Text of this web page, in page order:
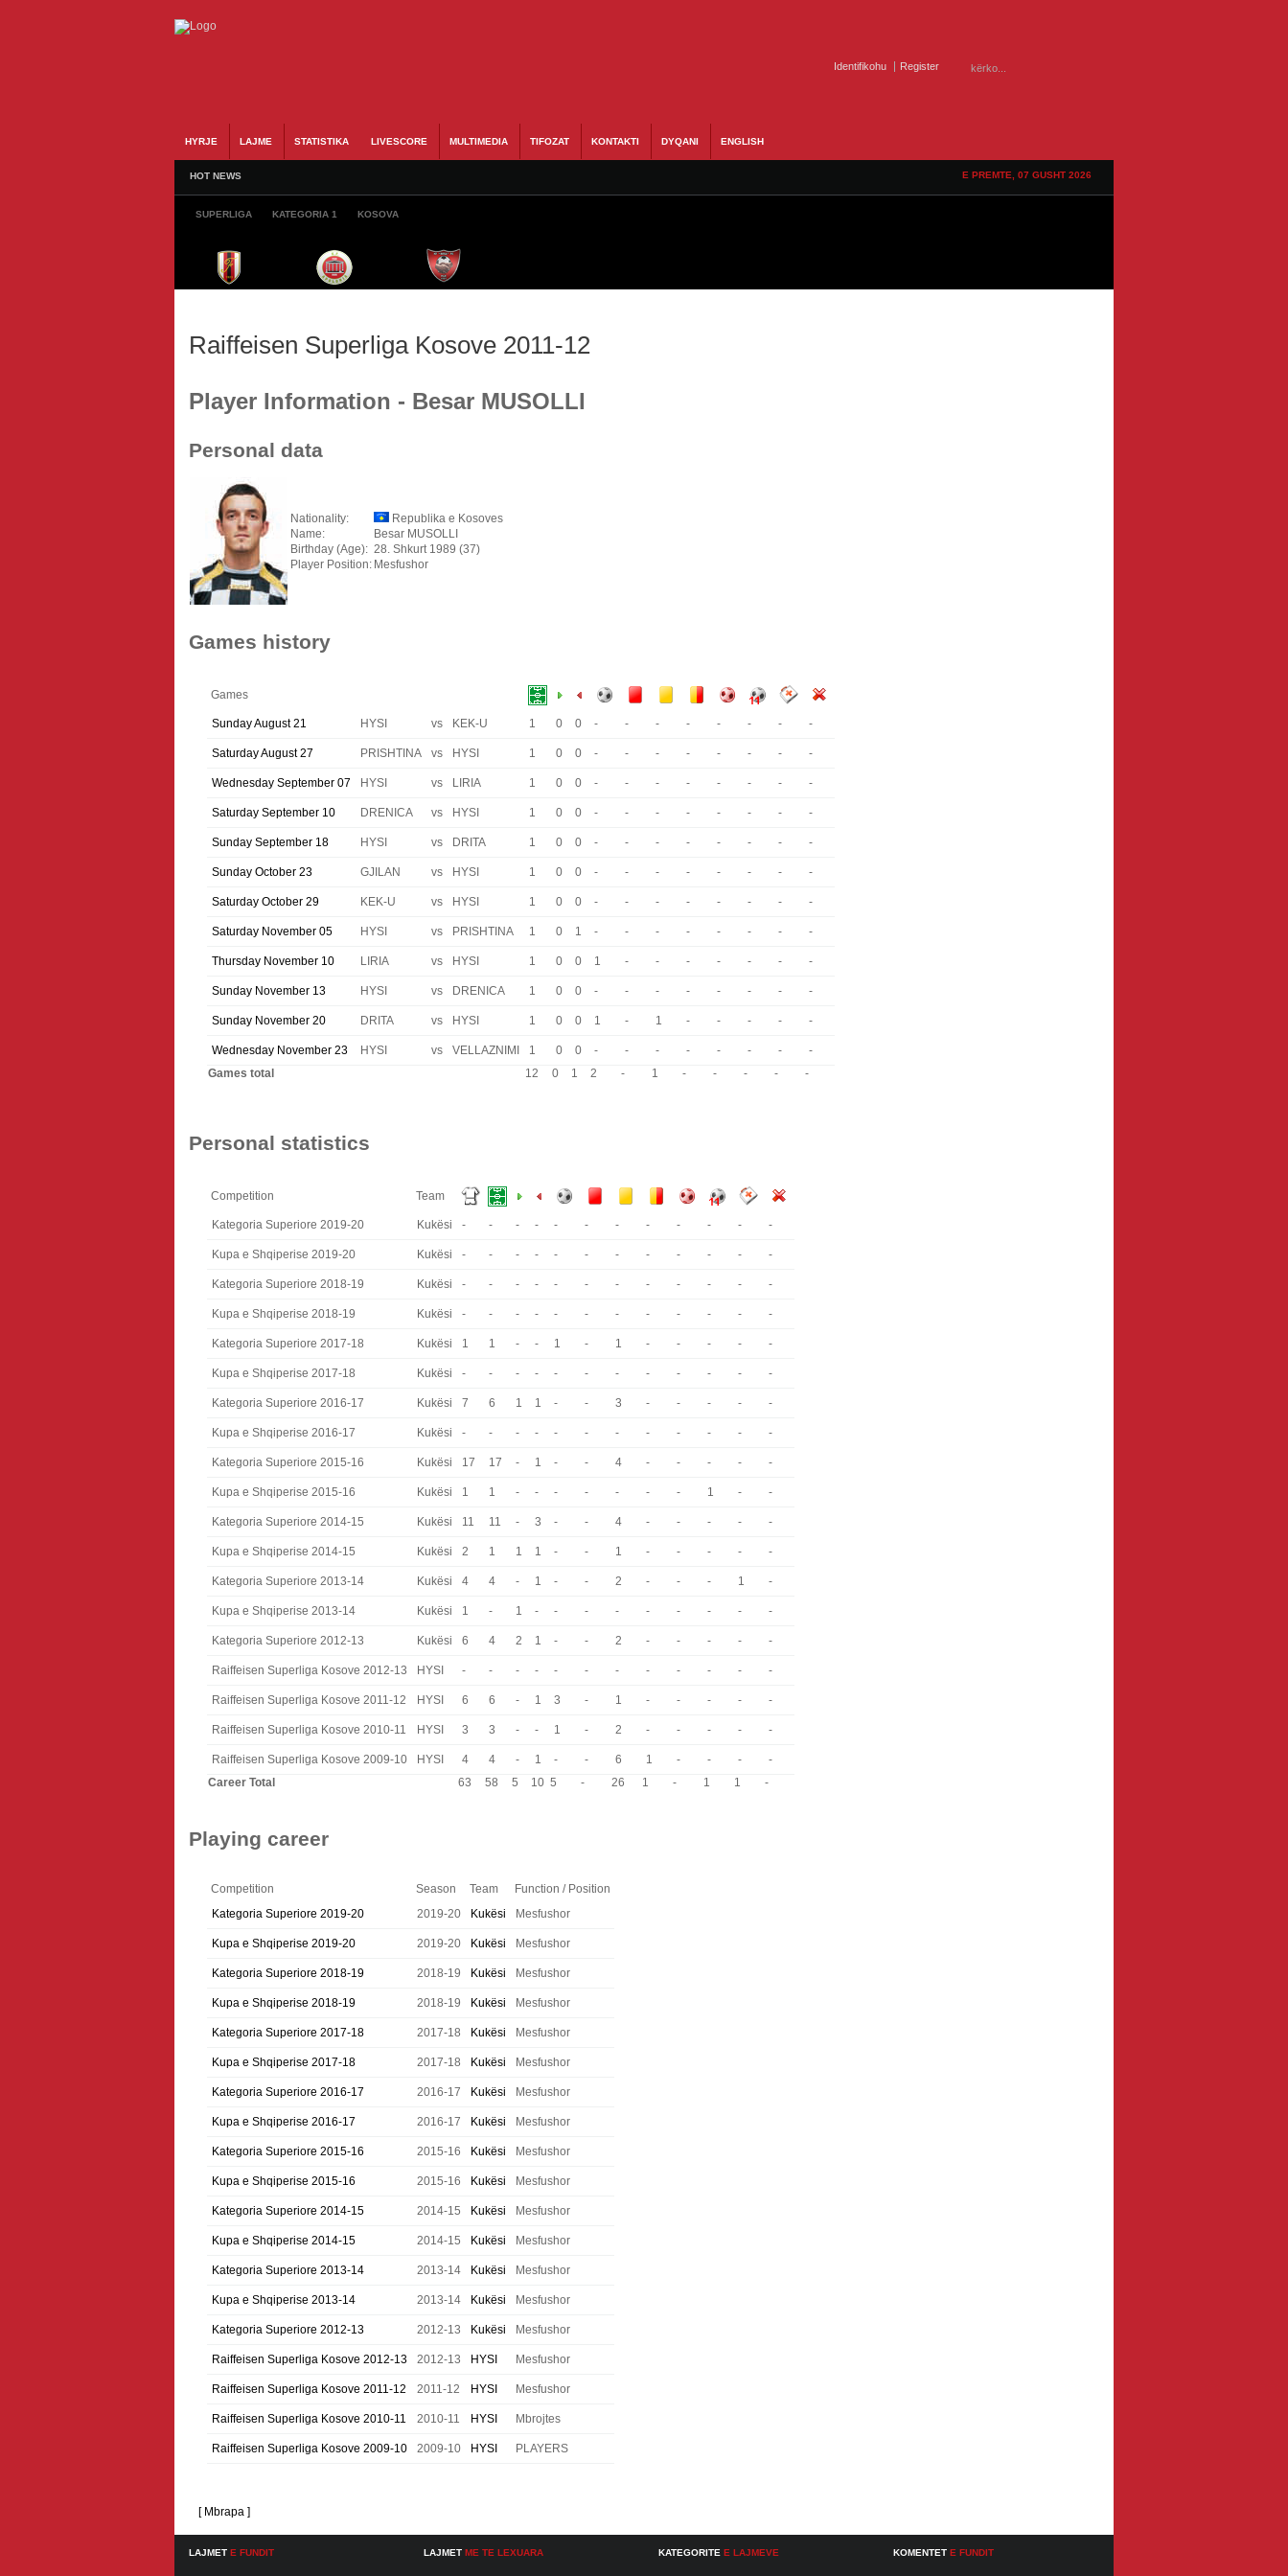
Identifikohu Register
HYRJE LAJME STATISTIKA LIVESCORE MULTIMEDIA TIFOZAT KONTAKTI DYQANI ENGLISH
HOT NEWS E PREMTE, 07 GUSHT 2026
SUPERLIGA KATEGORIA 1 KOSOVA
Raiffeisen Superliga Kosove 2011-12
Player Information - Besar MUSOLLI
Personal data
Nationality:
Republika e Kosoves
Name:
Besar MUSOLLI
Birthday (Age): 28. Shkurt 1989 (37)
Player Position: Mesfushor
Games history
Games
Sunday August 21 HYSI vs KEK-U 1 0 0 - - - - - - - -
Saturday August 27 PRISHTINA vs HYSI 1 0 0 - - - - - - - -
Wednesday September 07 HYSI vs LIRIA 1 0 0 - - - - - - - -
Saturday September 10 DRENICA vs HYSI 1 0 0 - - - - - - - -
Sunday September 18 HYSI vs DRITA 1 0 0 - - - - - - - -
Sunday October 23 GJILAN vs HYSI 1 0 0 - - - - - - - -
Saturday October 29 KEK-U vs HYSI 1 0 0 - - - - - - - -
Saturday November 05 HYSI vs PRISHTINA 1 0 1 - - - - - - - -
Thursday November 10 LIRIA vs HYSI 1 0 0 1 - - - - - - -
Sunday November 13 HYSI vs DRENICA 1 0 0 - - - - - - - -
Sunday November 20 DRITA vs HYSI 1 0 0 1 - 1 - - - - -
Wednesday November 23 HYSI vs VELLAZNIMI 1 0 0 - - - - - - -
-
Games total
12 0 1 2 - 1 - - - - -
Personal statistics
Competition Team
Kategoria Superiore 2019-20 Kukësi - - - - - - - - - - - -
Kupa e Shqiperise 2019-20 Kukësi - - - - - - - - - - - -
Kategoria Superiore 2018-19 Kukësi - - - - - - - - - - - -
Kupa e Shqiperise 2018-19 Kukësi - - - - - - - - - - - -
Kategoria Superiore 2017-18 Kukësi 1 1 - - 1 - 1 - - - - -
Kupa e Shqiperise 2017-18 Kukësi - - - - - - - - - - - -
Kategoria Superiore 2016-17 Kukësi 7 6 1 1 - - 3 - - - - -
Kupa e Shqiperise 2016-17 Kukësi - - - - - - - - - - - -
Kategoria Superiore 2015-16 Kukësi 17 17 - 1 - - 4 - - - - -
Kupa e Shqiperise 2015-16 Kukësi 1 1 - - - - - - - 1 - -
Kategoria Superiore 2014-15 Kukësi 11 11 - 3 - - 4 - - - - -
Kupa e Shqiperise 2014-15 Kukësi 2 1 1 1 - - 1 - - - - -
Kategoria Superiore 2013-14 Kukësi 4 4 - 1 - - 2 - - - 1 -
Kupa e Shqiperise 2013-14 Kukësi 1 - 1 - - - - - - - - -
Kategoria Superiore 2012-13 Kukësi 6 4 2 1 - - 2 - - - - -
Raiffeisen Superliga Kosove 2012-13 HYSI - - - - - - - - - - - -
Raiffeisen Superliga Kosove 2011-12 HYSI 6 6 - 1 3 - 1 - - - - -
Raiffeisen Superliga Kosove 2010-11 HYSI 3 3 - - 1 - 2 - - - - -
Raiffeisen Superliga Kosove 2009-10 HYSI 4 4 - 1 - - 6 1 - - -
-
Career Total
63 58 5 10 5 - 26 1 - 1 1 -
Playing career
Competition Season Team
Function / Position
Kategoria Superiore 2019-20
2019-20 Kukësi Mesfushor
Kupa e Shqiperise 2019-20 2019-20 Kukësi Mesfushor
Kategoria Superiore 2018-19 2018-19 Kukësi Mesfushor
Kupa e Shqiperise 2018-19 2018-19 Kukësi Mesfushor
Kategoria Superiore 2017-18 2017-18 Kukësi Mesfushor
Kupa e Shqiperise 2017-18 2017-18 Kukësi Mesfushor
Kategoria Superiore 2016-17 2016-17 Kukësi Mesfushor
Kupa e Shqiperise 2016-17 2016-17 Kukësi Mesfushor
Kategoria Superiore 2015-16 2015-16 Kukësi Mesfushor
Kupa e Shqiperise 2015-16 2015-16 Kukësi Mesfushor
Kategoria Superiore 2014-15 2014-15 Kukësi Mesfushor
Kupa e Shqiperise 2014-15 2014-15 Kukësi Mesfushor
Kategoria Superiore 2013-14 2013-14 Kukësi Mesfushor
Kupa e Shqiperise 2013-14 2013-14 Kukësi Mesfushor
Kategoria Superiore 2012-13 2012-13 Kukësi Mesfushor
Raiffeisen Superliga Kosove 2012-13 2012-13 HYSI Mesfushor
Raiffeisen Superliga Kosove 2011-12 2011-12 HYSI Mesfushor
Raiffeisen Superliga Kosove 2010-11 2010-11 HYSI Mbrojtes
Raiffeisen Superliga Kosove 2009-10 2009-10 HYSI PLAYERS
[ Mbrapa ]
LAJMET E FUNDIT LAJMET ME TE LEXUARA KATEGORITE E LAJMEVE KOMENTET E FUNDIT